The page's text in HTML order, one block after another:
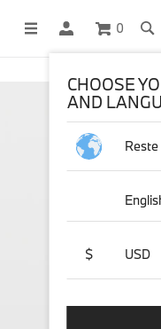
0
BOUTIQUE EN
CHOOSE
AND
$ USD